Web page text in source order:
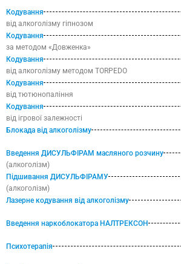
Кодування
від алкоголізму гіпнозом
Кодування
за методом «Довженка»
Кодування
від алкоголізму методом TORPEDO
Кодування
від тютюнопаління
Кодування
від ігрової залежності
Блокада від алкоголізму
Введення ДИСУЛЬФІРАМ масляного розчину
(алкоголізм)
Підшивання ДИСУЛЬФІРАМУ
(алкоголізм)
Лазерне кодування від алкоголізму
Введення наркоблокатора НАЛТРЕКСОН
Психотерапія